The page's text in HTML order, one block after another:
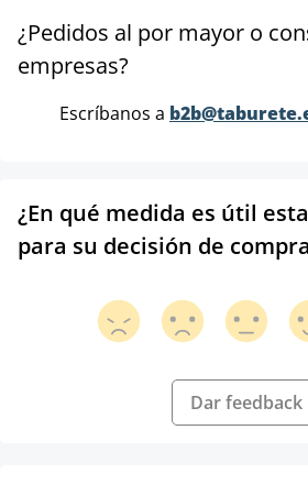
¿Pedidos al por mayor o
empresas?
Escríbanos a
¿En qué medida es útil
para su decisión de
Dar feedback